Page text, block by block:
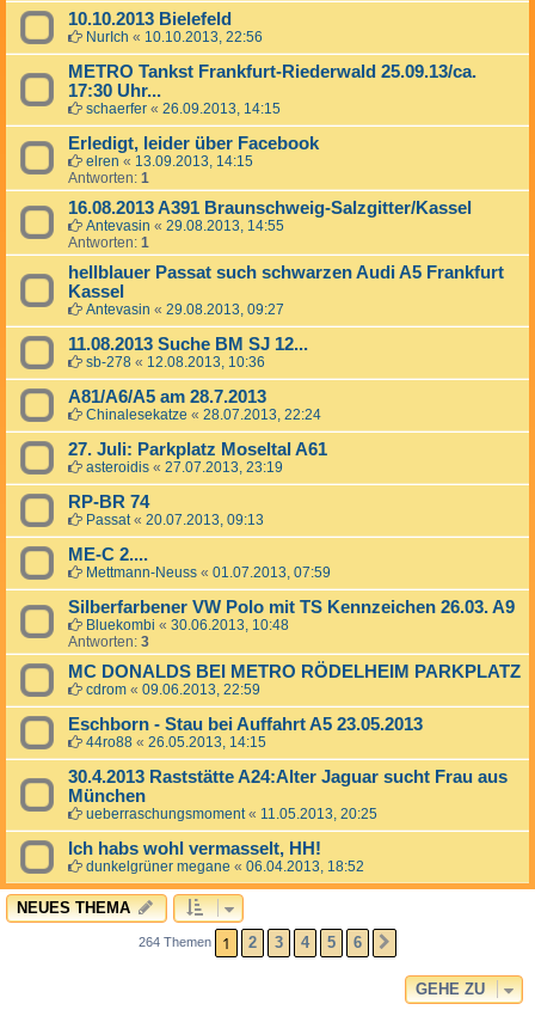
10.10.2013 Bielefeld
NurIch « 10.10.2013, 22:56
METRO Tankst Frankfurt-Riederwald 25.09.13/ca.
17:30 Uhr...
schaerfer « 26.09.2013, 14:15
Erledigt, leider über Facebook
elren « 13.09.2013, 14:15
Antworten: 1
16.08.2013 A391 Braunschweig-Salzgitter/Kassel
Antevasin « 29.08.2013, 14:55
Antworten: 1
hellblauer Passat such schwarzen Audi A5 Frankfurt
Kassel
Antevasin « 29.08.2013, 09:27
11.08.2013 Suche BM SJ 12...
sb-278 « 12.08.2013, 10:36
A81/A6/A5 am 28.7.2013
Chinalesekatze « 28.07.2013, 22:24
27. Juli: Parkplatz Moseltal A61
asteroidis « 27.07.2013, 23:19
RP-BR 74
Passat« 20.07.2013, 09:13
ME-C 2....
Mettmann-Neuss « 01.07.2013, 07:59
Silberfarbener VW Polo mit TS Kennzeichen 26.03. A9
Bluekombi « 30.06.2013, 10:48
Antworten: 3
MC DONALDS BEI METRO RÖDELHEIM PARKPLATZ
cdrom « 09.06.2013, 22:59
Eschborn - Stau bei Auffahrt A5 23.05.2013
44ro88 « 26.05.2013, 14:15
30.4.2013 Raststätte A24:Alter Jaguar sucht Frau aus
München
ueberraschungsmoment« 11.05.2013, 20:25
Ich habs wohl vermasselt, HH!
dunkelgrüner megane « 06.04.2013, 18:52
NEUES THEMA
264 Themen 1 2 3 4 5 6
GEHE ZU